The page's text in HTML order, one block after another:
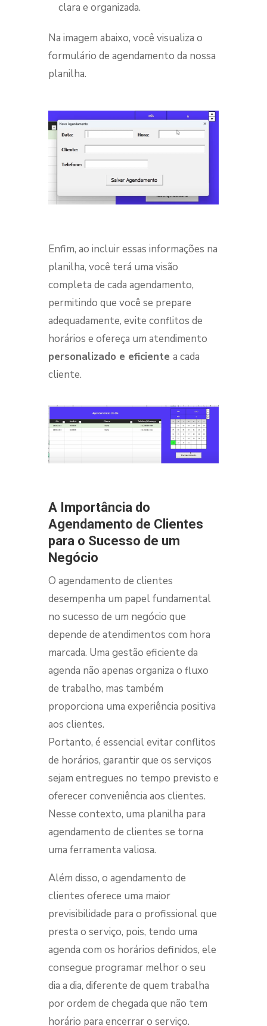
clara e organizada.
Na imagem abaixo, você visualiza o
formulário de agendamento da nossa
planilha.
Enfim, ao incluir essas informações na
planilha, você terá uma visão
completa de cada agendamento,
permitindo que você se prepare
adequadamente, evite conflitos de
horários e ofereça um atendimento
personalizado e eficiente a cada
cliente.
A Importância do
Agendamento de Clientes
para o Sucesso de um
Negócio
O agendamento de clientes
desempenha um papel fundamental
no sucesso de um negócio que
depende de atendimentos com hora
marcada. Uma gestão eficiente da
agenda não apenas organiza o fluxo
de trabalho, mas também
proporciona uma experiência positiva
aos clientes.
Portanto, é essencial evitar conflitos
de horários, garantir que os serviços
sejam entregues no tempo previsto e
oferecer conveniência aos clientes.
Nesse contexto, uma planilha para
agendamento de clientes se torna
uma ferramenta valiosa.
Além disso, o agendamento de
clientes oferece uma maior
previsibilidade para o profissional que
presta o serviço, pois, tendo uma
agenda com os horários definidos, ele
consegue programar melhor o seu
dia a dia, diferente de quem trabalha
por ordem de chegada que não tem
horário para encerrar o serviço.